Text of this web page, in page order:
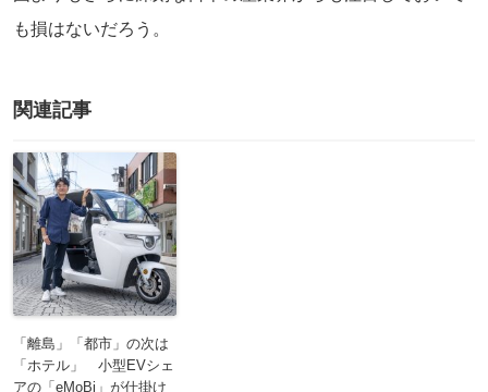
も損はないだろう。
関連記事
「離島」「都市」の次は
「ホテル」 小型EVシェ
アの「eMoBi」が仕掛け